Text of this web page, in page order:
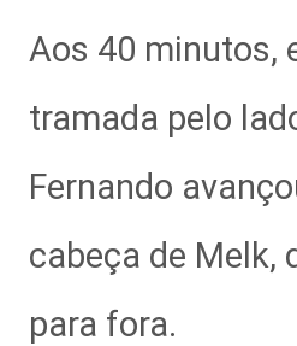
Aos 40 minutos,
tramada pelo
Fernando
cabeça de Melk,
para fora.